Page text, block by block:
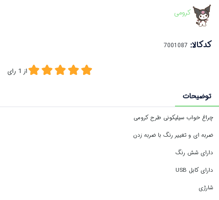
کرومی
کدکالا:
از 1 رای
توضیحات
چراغ خواب سیلیکونی طرح کرومی
ضربه ای و تغییر رنگ با ضربه زدن
دارای شش رنگ
دارای کابل USB
شارژی